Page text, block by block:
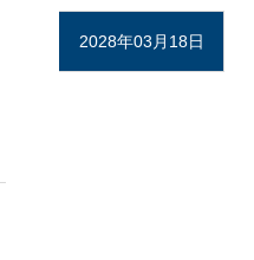
2028年03月18日